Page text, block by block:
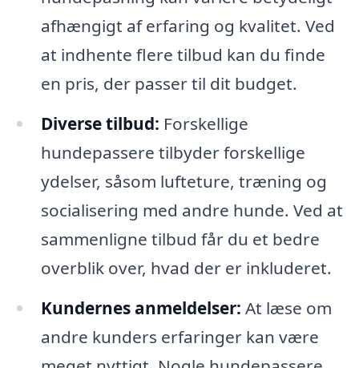
afhængigt af erfaring og kvalitet. Ved
at indhente flere tilbud kan du finde
en pris, der passer til dit budget.
Diverse tilbud: Forskellige
hundepassere tilbyder forskellige
ydelser, såsom lufteture, træning og
socialisering med andre hunde. Ved at
sammenligne tilbud får du et bedre
overblik over, hvad der er inkluderet.
Kundernes anmeldelser: At læse om
andre kunders erfaringer kan være